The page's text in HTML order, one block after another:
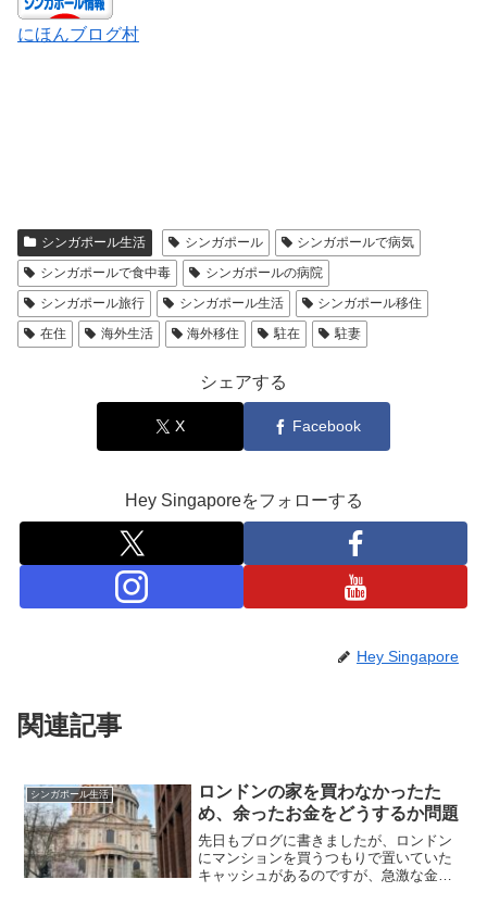
にほんブログ村
シンガポール生活 シンガポール
シンガポールで病気
シンガポールで食中毒
シンガポールの病院
シンガポール旅行
シンガポール生活
シンガポール移住
在住
海外生活 海外移住 駐在 駐妻
シェアする
X Facebook
Hey Singaporeをフォローする
Hey Singapore
関連記事
シンガポール生活
ロンドンの家を買わなかったた
め、余ったお金をどうするか問題
先日もブログに書きましたが、ロンドン
にマンションを買うつもりで置いていた
キャッシュがあるのですが、急激な金利